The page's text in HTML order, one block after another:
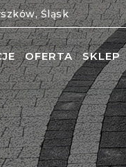
Śląsk
OFERTA SKLEP